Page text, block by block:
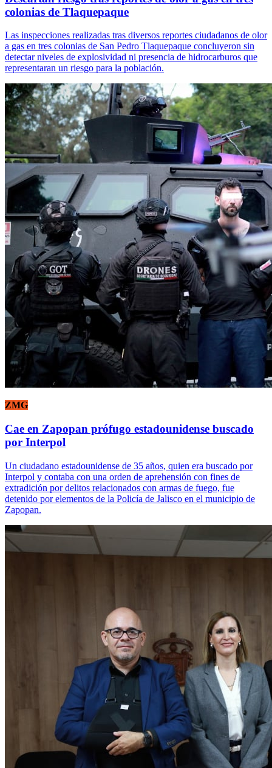
colonias de Tlaquepaque
Las inspecciones realizadas tras diversos reportes ciudadanos de olor
a gas en tres colonias de San Pedro Tlaquepaque concluyeron sin
detectar niveles de explosividad ni presencia de hidrocarburos que
representaran un riesgo para la población.
ZMG
Cae en Zapopan prófugo estadounidense buscado
por Interpol
Un ciudadano estadounidense de 35 años, quien era buscado por
Interpol y contaba con una orden de aprehensión con fines de
extradición por delitos relacionados con armas de fuego, fue
detenido por elementos de la Policía de Jalisco en el municipio de
Zapopan.